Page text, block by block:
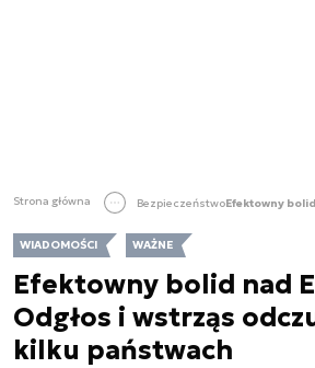
Strona główna Bezpieczeństwo
WIADOMOŚCI WAŻNE
Efektowny bolid nad
Odgłos i wstrząs
kilku państwach